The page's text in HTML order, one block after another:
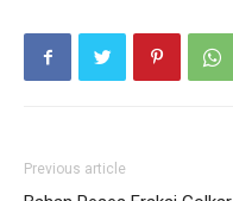
Previous article